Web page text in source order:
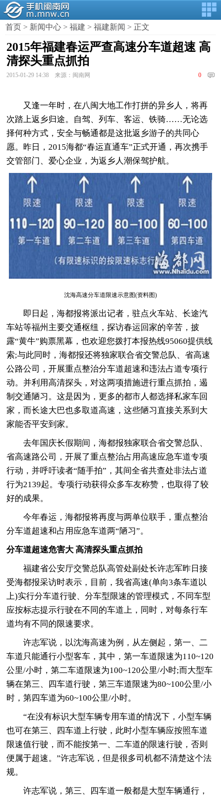
首页 > 新闻中心 >福建 >福建新闻 > 正文
2015年福建春运严查高速分车道超速 高
清探头重点抓拍
2015-01-29 14:38 来源：闽南网 0
又逢一年时，在八闽大地工作打拼的异乡人，将再
次踏上返乡归途。自驾、列车、客运、铁骑……无论选
择何种方式，安全与畅通都是这批返乡游子的共同心
愿。昨日，2015海都“春运直通车”正式开通，再次携手
交管部门、爱心企业，为返乡人潮保驾护航。
沈海高速分车道限速示意图(资料图)
即日起，海都报将派出记者，驻点火车站、长途汽
车站等福州主要交通枢纽，探访春运回家的辛苦，披
露“黄牛”购票黑幕，也欢迎您拨打本报热线95060提供线
索;与此同时，海都报还将独家联合省交警总队、省高速
公路公司，开展重点整治分车道超速和违法占道专项行
动。并利用高清探头，对这两项措施进行重点抓拍，遏
制交通陋习。这是因为，更多的都市人都选择私家车回
家，而长途大巴也多取道高速，这些陋习直接关系到大
家能否平安到家。
去年国庆长假期间，海都报独家联合省交警总队、
省高速路公司，开展了重点整治占用高速应急车道专项
行动，并呼吁读者“随手拍”，其间全省共查处非法占道
行为2139起。专项行动获得众多车友称赞，也取得了较
好的成果。
今年春运，海都报将再度与两单位联手，重点整治
分车道超速和占用应急车道两“陋习”。
分车道超速危害大 高清探头重点抓拍
福建省公安厅交警总队高管处副处长许志军昨日接
受海都报采访时表示，目前，我省高速(单向3条车道以
上)实行分车道行驶、分车型限速的管理模式，不同车型
应按标志提示行驶在不同的车道上，同时，对每条行车
道均有不同的限速要求。
许志军说，以沈海高速为例，从左侧起，第一、二
车道只能通行小型客车，其中，第一车道限速为110~120
公里/小时，第二车道限速为100~120公里/小时;而大型车
辆在第三、四车道行驶，第三车道限速为80~100公里/小
时，第四车道为60~100公里/小时。
“在没有标识大型车辆专用车道的情况下，小型车辆
也可在第三、四车道上行驶，此时小型车辆应按照车道
限速值行驶，而不能按第一、二车道的限速行驶，否则
便属于超速。”许志军说，但是很多司机都不清楚这个法
规。
许志军说，第三、四车道一般都是大型车辆通行，